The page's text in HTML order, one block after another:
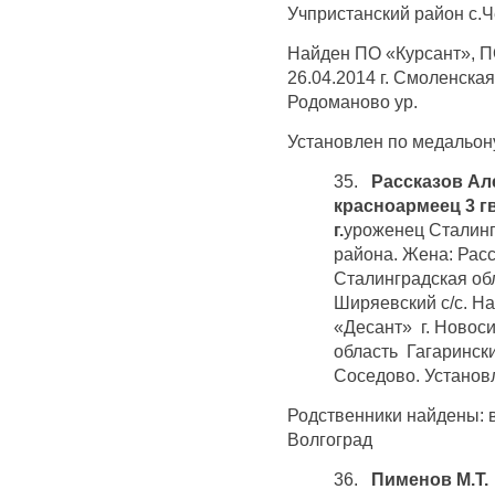
Учпристанский район
Найден ПО «Курсант»,
26.04.2014 г.
Родоманово ур.
Установлен по
35. Рассказов
красноармеец 3
г.уроженец
района. Жена:
Сталинградская
Ширяевский с/с.
«Десант» г.
область
Соседово.
Родственники найдены:
Волгоград
36. Пименов М.Т.